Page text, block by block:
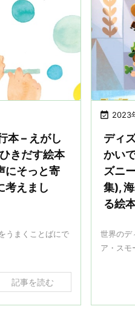
本 – えがし
きだす絵本
にそっと寄
考えまし
うまくことばにで
記事を読む
 2023
ディ
かい
ズニ
集),
る絵
世界のデ
ア・スモ